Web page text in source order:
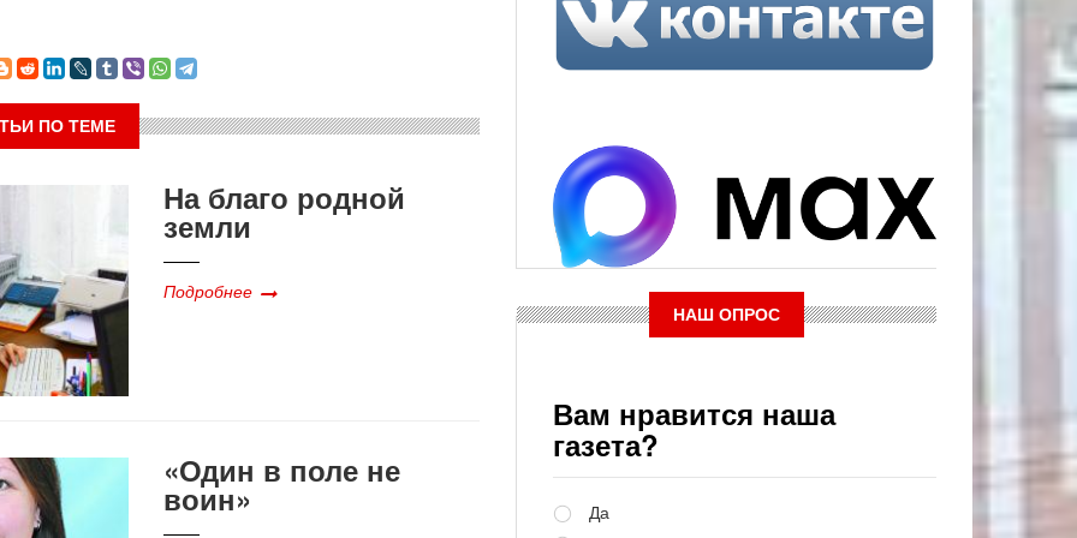
ПО ТЕМЕ
На благо родной
земли
Подробнее
«Один в поле не
воин»
НАШ ОПРОС
Вам нравится наша
газета?
Да